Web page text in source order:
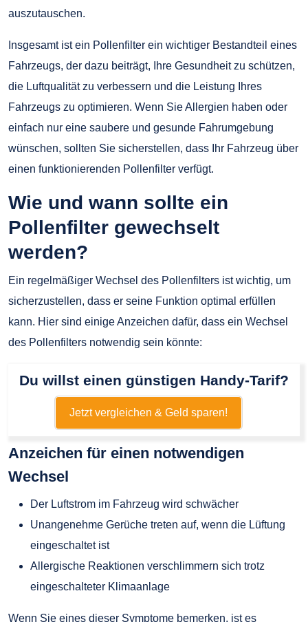
auszutauschen.
Insgesamt ist ein Pollenfilter ein wichtiger Bestandteil eines
Fahrzeugs, der dazu beiträgt, Ihre Gesundheit zu schützen,
die Luftqualität zu verbessern und die Leistung Ihres
Fahrzeugs zu optimieren. Wenn Sie Allergien haben oder
einfach nur eine saubere und gesunde Fahrumgebung
wünschen, sollten Sie sicherstellen, dass Ihr Fahrzeug über
einen funktionierenden Pollenfilter verfügt.
Wie und wann sollte ein
Pollenfilter gewechselt
werden?
Ein regelmäßiger Wechsel des Pollenfilters ist wichtig, um
sicherzustellen, dass er seine Funktion optimal erfüllen
kann. Hier sind einige Anzeichen dafür, dass ein Wechsel
des Pollenfilters notwendig sein könnte:
Du willst einen günstigen Handy-Tarif?
Jetzt vergleichen & Geld sparen!
Anzeichen für einen notwendigen
Wechsel
Der Luftstrom im Fahrzeug wird schwächer
Unangenehme Gerüche treten auf, wenn die Lüftung
eingeschaltet ist
Allergische Reaktionen verschlimmern sich trotz
eingeschalteter Klimaanlage
Wenn Sie eines dieser Symptome bemerken, ist es